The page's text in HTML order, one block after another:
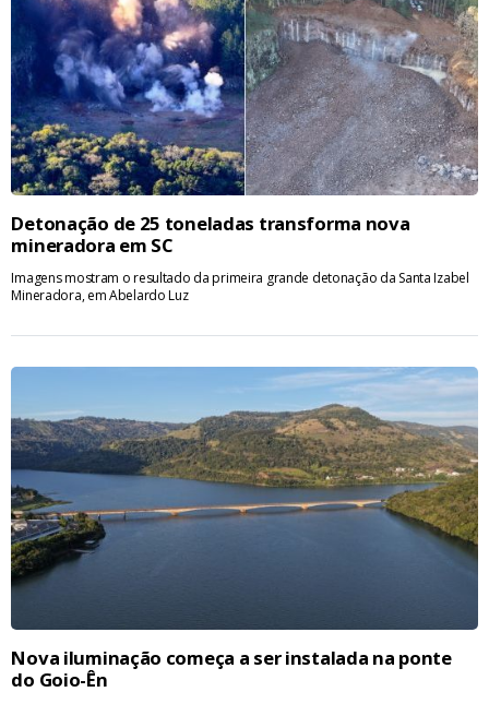
Detonação de 25 toneladas transforma nova
mineradora em SC
Imagens mostram o resultado da primeira grande detonação da Santa Izabel
Mineradora, em Abelardo Luz
Nova iluminação começa a ser instalada na ponte
do Goio-Ên